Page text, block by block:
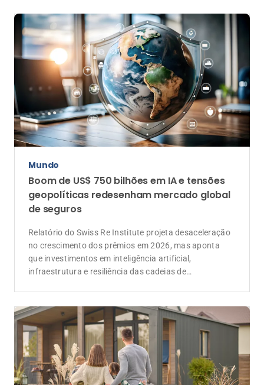
Mundo
Boom de US$ 750 bilhões em IA e tensões
geopolíticas redesenham mercado global
de seguros
Relatório do Swiss Re Institute projeta desaceleração
no crescimento dos prêmios em 2026, mas aponta
que investimentos em inteligência artificial,
infraestrutura e resiliência das cadeias de